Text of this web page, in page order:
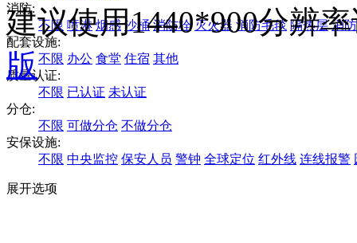
消防:
不限 喷淋 烟感 沙桶 消防栓 灭火器 消防毛毯 隔热层 消
配套设施:
不限 办公 食堂 住宿 其他
质量认证:
不限 已认证 未认证
分仓:
不限 可做分仓 不做分仓
安保设施:
不限 中央监控 保安人员 警钟 全球定位 红外线 连线报警
展开选项
建议使用1440*900分辨
版